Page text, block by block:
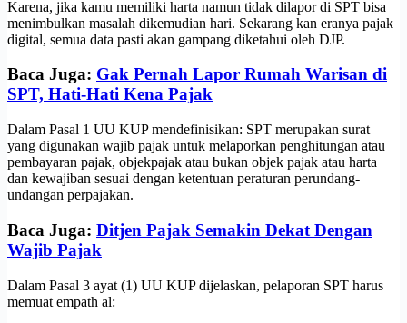
Karena, jika kamu memiliki harta namun tidak dilapor di SPT bisa
menimbulkan masalah dikemudian hari. Sekarang kan eranya pajak
digital, semua data pasti akan gampang diketahui oleh DJP.
Baca Juga: Gak Pernah Lapor Rumah Warisan di
SPT, Hati-Hati Kena Pajak
Dalam Pasal 1 UU KUP mendefinisikan: SPT merupakan surat
yang digunakan wajib pajak untuk melaporkan penghitungan atau
pembayaran pajak, objekpajak atau bukan objek pajak atau harta
dan kewajiban sesuai dengan ketentuan peraturan perundang-
undangan perpajakan.
Baca Juga: Ditjen Pajak Semakin Dekat Dengan
Wajib Pajak
Dalam Pasal 3 ayat (1) UU KUP dijelaskan, pelaporan SPT harus
memuat empath al: